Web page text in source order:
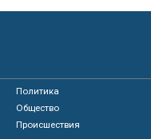
Политика
Общество
Происшествия